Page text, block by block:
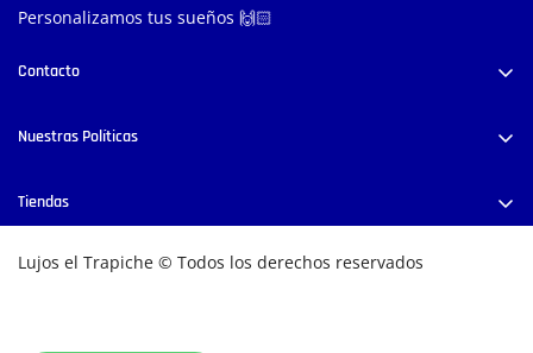
Personalizamos tus sueños 🙌🏻
Contacto
Nuestras Políticas
Términos y Condiciones
Cambios y/o Devoluciones
Tiendas
Lujos el Trapiche © Todos los derechos reservados